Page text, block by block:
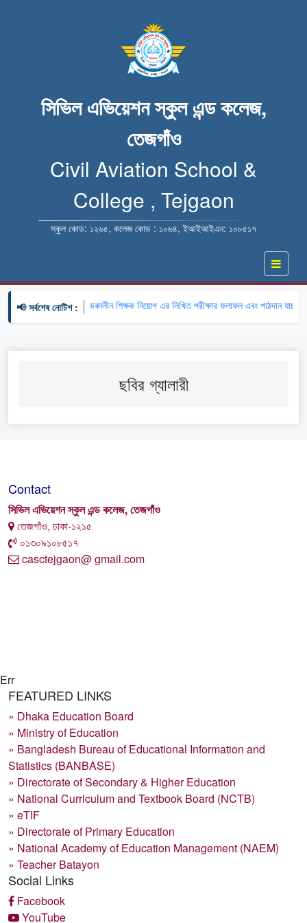
সিভিল এভিয়েশন স্কুল এন্ড কলেজ,
তেজগাঁও
Civil Aviation School &
College , Tejgaon
স্কুল কোড: ১২৬৫, কলেজ কোড : ১০৬৪, ইআইআইএন: ১০৮৫১৭
📢 সর্বশেষ নোটিশ :🔹 খন্ডকালীন শিক্ষক নিয়োগ এর লিখিত পরীক্ষার ফলাফল এবং পাঠদান
ছবির গ্যালারী
Contact
সিভিল এভিয়েশন স্কুল এন্ড কলেজ, তেজগাঁও
তেজগাঁও, ঢাকা-১২১৫
০১৩০৯১০৮৫১৭
casctejgaon@ gmail.com
Err
FEATURED LINKS
» Dhaka Education Board
» Ministry of Education
» Bangladesh Bureau of Educational Information and
Statistics (BANBASE)
» Directorate of Secondary & Higher Education
» National Curriculum and Textbook Board (NCTB)
» eTIF
» Directorate of Primary Education
» National Academy of Education Management (NAEM)
» Teacher Batayon
Social Links
Facebook
YouTube